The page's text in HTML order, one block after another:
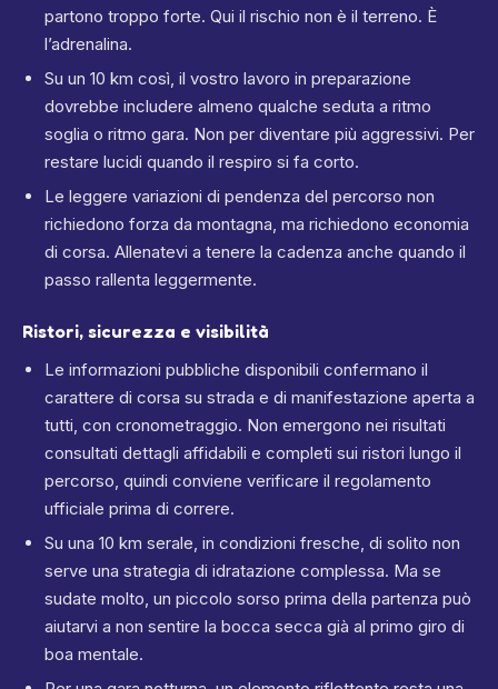
partono troppo forte. Qui il rischio non è il terreno. È
l’adrenalina.
Su un 10 km così, il vostro lavoro in preparazione
dovrebbe includere almeno qualche seduta a ritmo
soglia o ritmo gara. Non per diventare più aggressivi. Per
restare lucidi quando il respiro si fa corto.
Le leggere variazioni di pendenza del percorso non
richiedono forza da montagna, ma richiedono economia
di corsa. Allenatevi a tenere la cadenza anche quando il
passo rallenta leggermente.
Ristori, sicurezza e visibilità
Le informazioni pubbliche disponibili confermano il
carattere di corsa su strada e di manifestazione aperta a
tutti, con cronometraggio. Non emergono nei risultati
consultati dettagli affidabili e completi sui ristori lungo il
percorso, quindi conviene verificare il regolamento
ufficiale prima di correre.
Su una 10 km serale, in condizioni fresche, di solito non
serve una strategia di idratazione complessa. Ma se
sudate molto, un piccolo sorso prima della partenza può
aiutarvi a non sentire la bocca secca già al primo giro di
boa mentale.